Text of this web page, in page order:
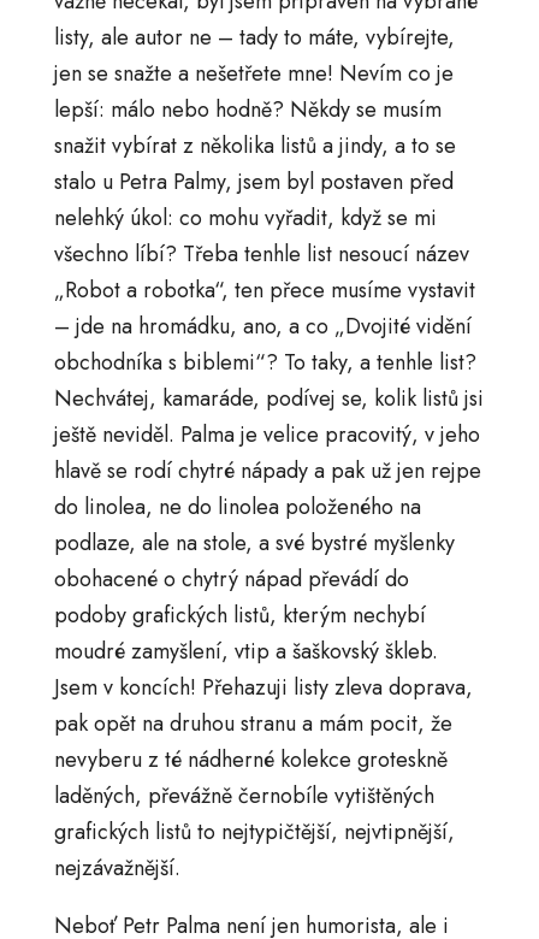
listy, ale autor ne – tady to máte, vybírejte,
jen se snažte a nešetřete mne! Nevím co je
lepší: málo nebo hodně? Někdy se musím
snažit vybírat z několika listů a jindy, a to se
stalo u Petra Palmy, jsem byl postaven před
nelehký úkol: co mohu vyřadit, když se mi
všechno líbí? Třeba tenhle list nesoucí název
„Robot a robotka“, ten přece musíme vystavit
– jde na hromádku, ano, a co „Dvojité vidění
obchodníka s biblemi“? To taky, a tenhle list?
Nechvátej, kamaráde, podívej se, kolik listů jsi
ještě neviděl. Palma je velice pracovitý, v jeho
hlavě se rodí chytré nápady a pak už jen rejpe
do linolea, ne do linolea položeného na
podlaze, ale na stole, a své bystré myšlenky
obohacené o chytrý nápad převádí do
podoby grafických listů, kterým nechybí
moudré zamyšlení, vtip a šaškovský škleb.
Jsem v koncích! Přehazuji listy zleva doprava,
pak opět na druhou stranu a mám pocit, že
nevyberu z té nádherné kolekce groteskně
laděných, převážně černobíle vytištěných
grafických listů to nejtypičtější, nejvtipnější,
nejzávažnější.
Neboť Petr Palma není jen humorista, ale i